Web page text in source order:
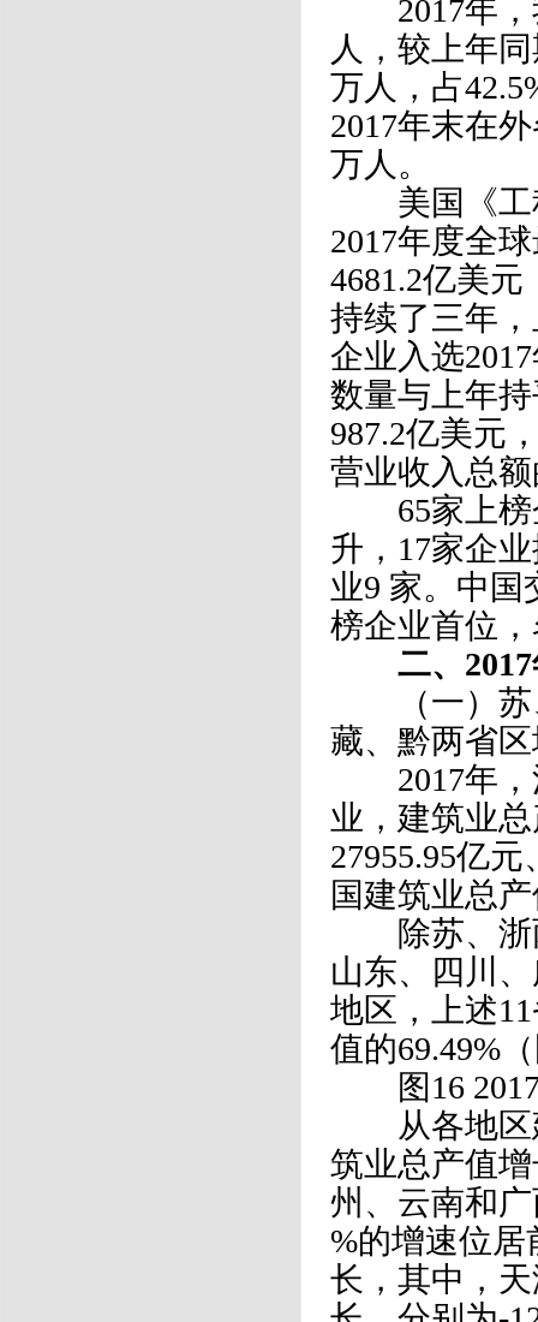
2017年，
人，较上年
万人，占
2017年末在
万人。
美国《工程
2017年度全
4681.2亿美
持续了三年
企业入选
数量与上年
987.2亿美元
营业收入总
65家上榜
升，17家企
业9 家。中国
榜企业首位
二、2017
（一）苏
藏、黔两省
2017年，
业，建筑业
27955.95亿
国建筑业总
除苏、浙两
山东、四川
地区，上述
值的69.49%
图16 2017
从各地区建
筑业总产值
州、云南和广
%的增速位
长，其中，